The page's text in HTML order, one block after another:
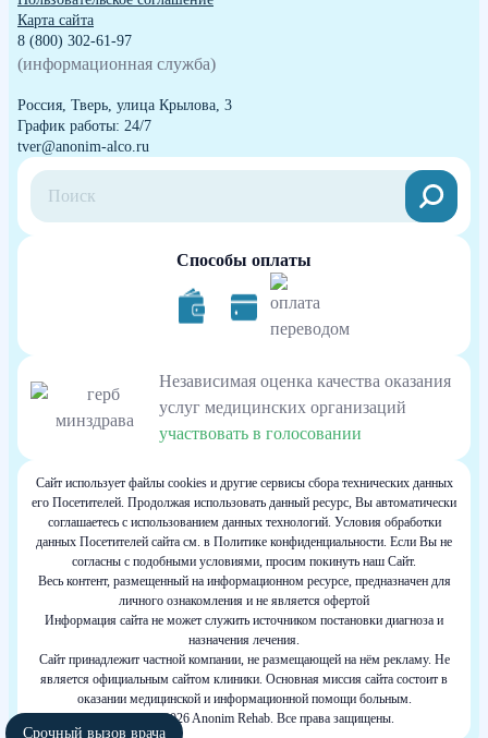
Карта сайта
8 (800) 302-61-97
(информационная служба)
Россия, Тверь, улица Крылова, 3
График работы: 24/7
tver@anonim-alco.ru
Способы оплаты
Независимая оценка качества оказания
услуг медицинских организаций
участвовать в голосовании
Сайт использует файлы cookies и другие сервисы сбора технических данных
его Посетителей. Продолжая использовать данный ресурс, Вы автоматически
соглашаетесь с использованием данных технологий. Условия обработки
данных Посетителей сайта см. в Политике конфиденциальности. Если Вы не
согласны с подобными условиями, просим покинуть наш Сайт.
Весь контент, размещенный на информационном ресурсе, предназначен для
личного ознакомления и не является офертой
Информация сайта не может служить источником постановки диагноза и
назначения лечения.
Сайт принадлежит частной компании, не размещающей на нём рекламу. Не
является официальным сайтом клиники. Основная миссия сайта состоит в
оказании медицинской и информационной помощи больным.
Copyright © 2026 Anonim Rehab. Все права защищены.
Срочный вызов врача